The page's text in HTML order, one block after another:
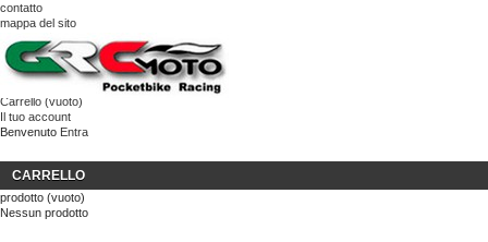
contatto
mappa del sito
Carrello (vuoto)
Il tuo account
Benvenuto Entra
CARRELLO
prodotto (vuoto)
Nessun prodotto